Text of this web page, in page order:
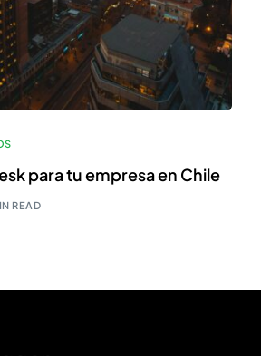
para tu empresa en Chile
READ